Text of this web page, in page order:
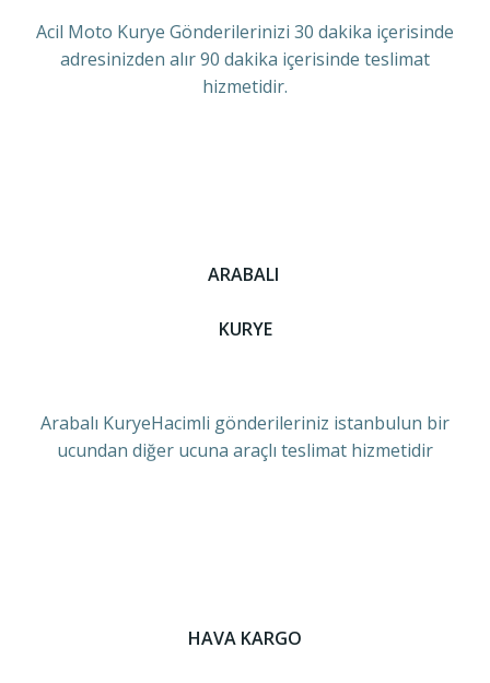
Acil Moto Kurye Gönderilerinizi 30 dakika içerisinde
adresinizden alır 90 dakika içerisinde teslimat
hizmetidir.
ARABALI
KURYE
Arabalı KuryeHacimli gönderileriniz istanbulun bir
ucundan diğer ucuna araçlı teslimat hizmetidir
HAVA KARGO